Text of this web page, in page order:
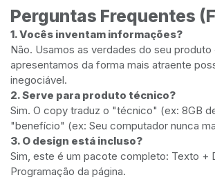
Perguntas Frequentes
1. Vocês inventam informações?
Não. Usamos as verdades do seu produto
apresentamos da forma mais atraente
inegociável.
2. Serve para produto técnico?
Sim. O copy traduz o "técnico" (ex: 8GB
"benefício" (ex: Seu computador nunca
3. O design está incluso?
Sim, este é um pacote completo: Texto +
Programação da página.